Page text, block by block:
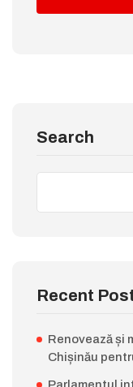
Search
Recent
Renovează și
Chișinău